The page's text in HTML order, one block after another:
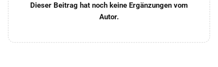
Dieser Beitrag hat noch keine Ergänzungen vom
Autor.